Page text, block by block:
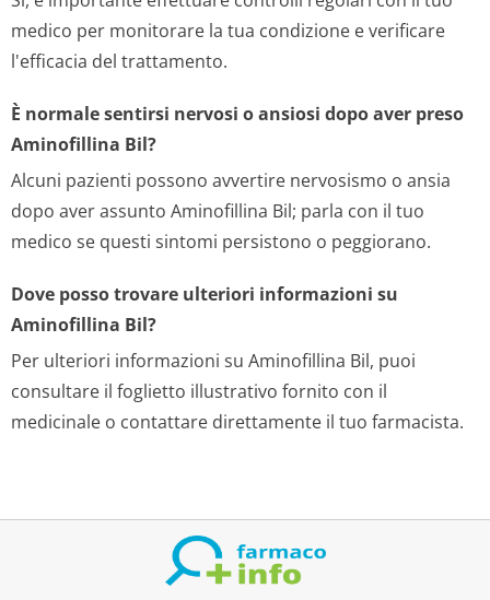
medico per monitorare la tua condizione e verificare
l'efficacia del trattamento.
È normale sentirsi nervosi o ansiosi dopo aver preso
Aminofillina Bil?
Alcuni pazienti possono avvertire nervosismo o ansia
dopo aver assunto Aminofillina Bil; parla con il tuo
medico se questi sintomi persistono o peggiorano.
Dove posso trovare ulteriori informazioni su
Aminofillina Bil?
Per ulteriori informazioni su Aminofillina Bil, puoi
consultare il foglietto illustrativo fornito con il
medicinale o contattare direttamente il tuo farmacista.